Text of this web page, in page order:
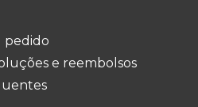
pedido
e reembolsos